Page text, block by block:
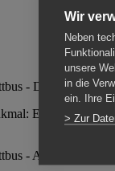
Einen Ort im
Wir
Neben
unsere
in die
ein. Ihre
> Zur